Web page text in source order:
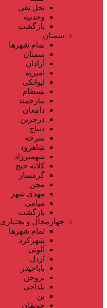
نخل تقی
وحدتیه
بازگشت
سمنان
تمام شهر‌ها
سمنان
آرادان
امیریه
ایوانکی
بسطام
بیارجمند
دامغان
درجزین
دیباج
سرخه
شاهرود
شهمیرزاد
کلاته خیج
گرمسار
مجن
مهدی شهر
میامی
بازگشت
چهارمحال و بختیاری
تمام شهر‌ها
شهرکرد
آلونی
اردل
باباحیدر
بروجن
بلداجی
بن
جونقان